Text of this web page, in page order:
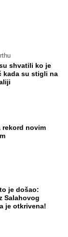
shvatili ko je
kada su stigli na
rekord novim
je došao:
Salahovog
je otkrivena!